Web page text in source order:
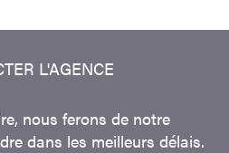
L'AGENCE
nous ferons de notre
dans les meilleurs délais.